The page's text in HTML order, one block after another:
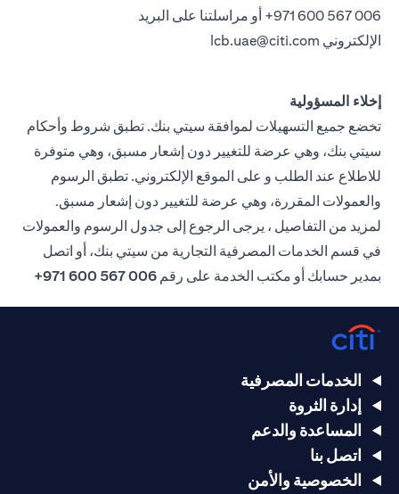
971 600 567 006+ أو مراسلتنا على البريد
الإلكتروني lcb.uae@citi.com
إخلاء المسؤولية
تخضع جميع التسهيلات لموافقة سيتي بنك. تطبق شروط وأحكام
سيتي بنك، وهي عرضة للتغيير دون إشعار مسبق، وهي متوفرة
للاطلاع عند الطلب و على الموقع الإلكتروني. تطبق الرسوم
والعمولات المقررة، وهي عرضة للتغيير دون إشعار مسبق.
لمزيد من التفاصيل ، يرجى الرجوع إلى جدول الرسوم والعمولات
في قسم الخدمات المصرفية التجارية من سيتي بنك، أو اتصل
بمدير حسابك أو مكتب الخدمة على رقم 006 567 600 971+
الخدمات المصرفية
إدارة الثروة
المساعدة والدعم
اتصل بنا
الخصوصية والأمن